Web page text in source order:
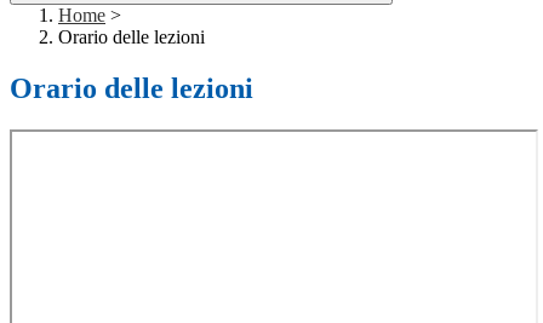
Home >
Orario delle lezioni
Orario delle lezioni